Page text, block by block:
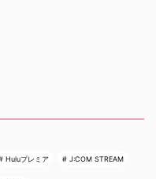
Huluプレミア J:COM STREAM